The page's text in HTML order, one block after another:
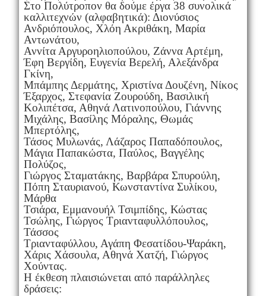
Στο Πολύτροπον θα δούμε έργα 38 συνολικά
καλλιτεχνών (αλφαβητικά): Διονύσιος
Ανδριόπουλος, Χλόη Ακριθάκη, Μαρία
Αντωνάτου,
Αννίτα Αργυροηλιοπούλου, Ζάννα Αρτέμη,
Έφη Βεργίδη, Ευγενία Βερελή, Αλεξάνδρα
Γκίνη,
Μπάμπης Δερμάτης, Χριστίνα Δουζένη, Νίκος
Έξαρχος, Στεφανία Ζουρούδη, Βασιλική
Κολιπέτσα, Αθηνά Λατινοπούλου, Γιάννης
Μιχάλης, Βασίλης Μόραλης, Θωμάς
Μπερτόλης,
Τάσος Μυλωνάς, Λάζαρος Παπαδόπουλος,
Μάγια Παπακώστα, Παύλος, Βαγγέλης
Πολύζος,
Γιώργος Σταματάκης, Βαρβάρα Σπυρούλη,
Πόπη Σταυριανού, Κωνσταντίνα Συλίκου,
Μάρθα
Τσιάρα, Εμμανουήλ Τσιμπίδης, Κώστας
Τσώλης, Γιώργος Τριανταφυλλόπουλος,
Τάσσος
Τριανταφύλλου, Αγάπη Φεσατίδου-Ψαράκη,
Χάρις Χάσουλα, Αθηνά Χατζή, Γιώργος
Χούντας.
Η έκθεση πλαισιώνεται από παράλληλες
δράσεις: